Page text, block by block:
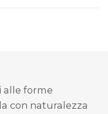
alle forme
con naturalezza